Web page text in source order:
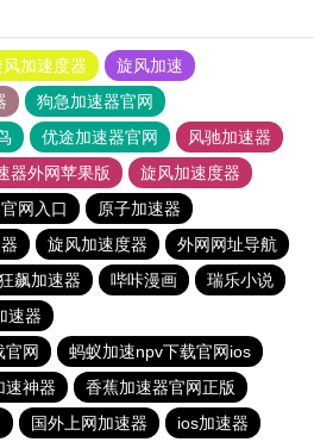
风加速度器
旋风加速
狗急加速器官网
优途加速器官网
风驰加速器
器外网苹果版
旋风加速度器
网入口
原子加速器
旋风加速度器
外网网址导航
飙加速器 哔咔漫画
瑞乐小说
速器
官网
蚂蚁加速npv下载官网ios
速神器
香蕉加速器官网正版
国外上网加速器 ios加速器